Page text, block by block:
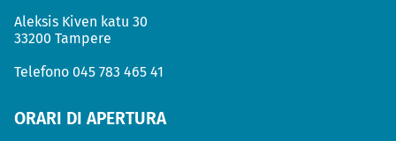
Aleksis Kiven katu 30
33200 Tampere
Telefono 045 783 465 41
ORARI DI APERTURA